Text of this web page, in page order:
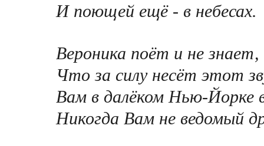
И поющей ещё - в небесах.
Вероника поёт и не знает,
Что за силу несёт этот
Вам в далёком Нью-Йорке
Никогда Вам не ведомый